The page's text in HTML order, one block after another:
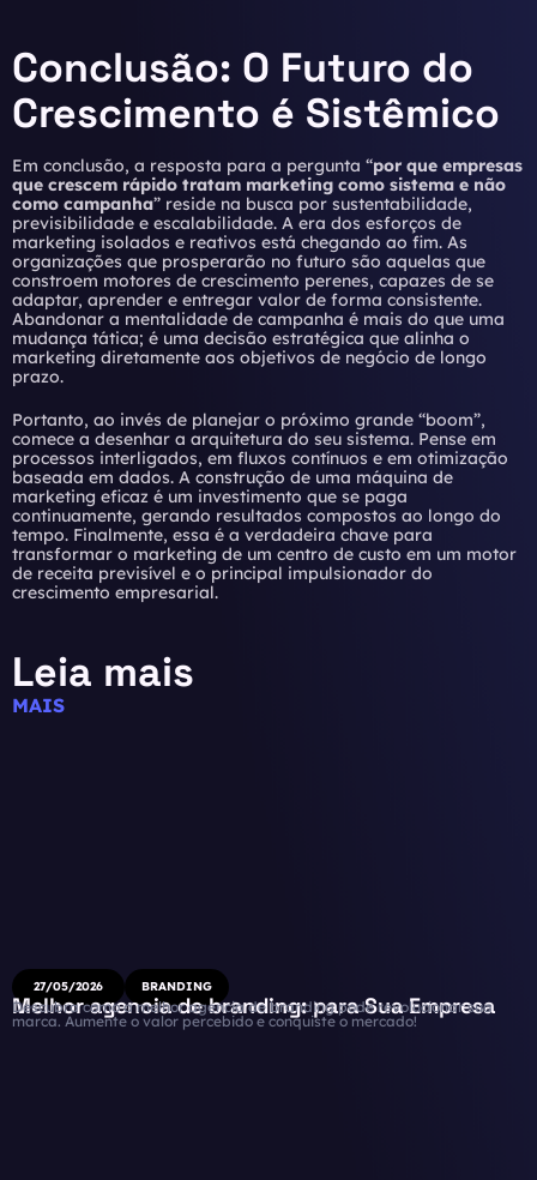
Conclusão: O Futuro do
Crescimento é Sistêmico
Em conclusão, a resposta para a pergunta “por que empresas
que crescem rápido tratam marketing como sistema e não
como campanha” reside na busca por sustentabilidade,
previsibilidade e escalabilidade. A era dos esforços de
marketing isolados e reativos está chegando ao fim. As
organizações que prosperarão no futuro são aquelas que
constroem motores de crescimento perenes, capazes de se
adaptar, aprender e entregar valor de forma consistente.
Abandonar a mentalidade de campanha é mais do que uma
mudança tática; é uma decisão estratégica que alinha o
marketing diretamente aos objetivos de negócio de longo
prazo.
Portanto, ao invés de planejar o próximo grande “boom”,
comece a desenhar a arquitetura do seu sistema. Pense em
processos interligados, em fluxos contínuos e em otimização
baseada em dados. A construção de uma máquina de
marketing eficaz é um investimento que se paga
continuamente, gerando resultados compostos ao longo do
tempo. Finalmente, essa é a verdadeira chave para
transformar o marketing de um centro de custo em um motor
de receita previsível e o principal impulsionador do
crescimento empresarial.
Leia mais
MAIS
27/05/2026 BRANDING
Melhor agencia de branding: para Sua Empresa
Descubra como a melhor agencia de branding pode revolucionar sua
marca. Aumente o valor percebido e conquiste o mercado!